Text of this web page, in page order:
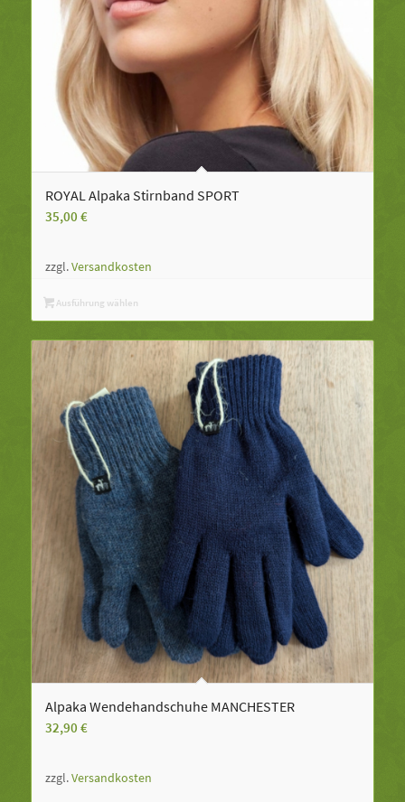
ROYAL Alpaka Stirnband SPORT
35,00 €
zzgl.Versandkosten
Ausführung wählen
Alpaka Wendehandschuhe MANCHESTER
32,90 €
zzgl.Versandkosten